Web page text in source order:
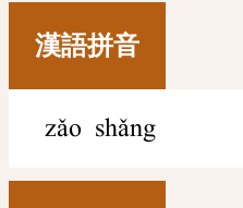
漢語拼音
zǎo shǎng